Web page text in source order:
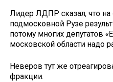
Лидер ЛДПР сказал, что на
подмосковной Рузе
потому многих депутатов
московской области надо
Неверов тут же
фракции.